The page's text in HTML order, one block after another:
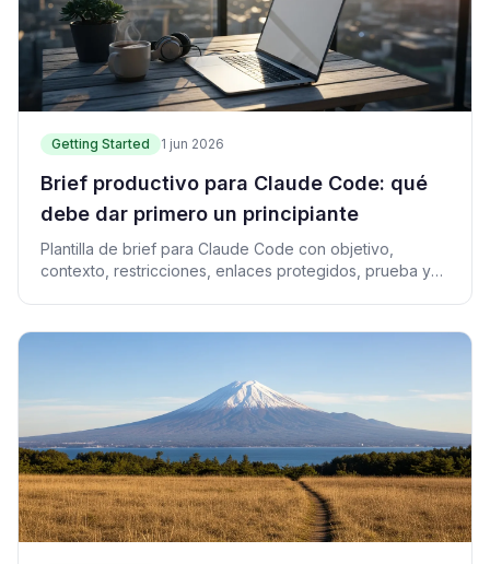
Getting Started 1 jun 2026
Brief productivo para Claude Code: qué
debe dar primero un principiante
Plantilla de brief para Claude Code con objetivo,
contexto, restricciones, enlaces protegidos, prueba y